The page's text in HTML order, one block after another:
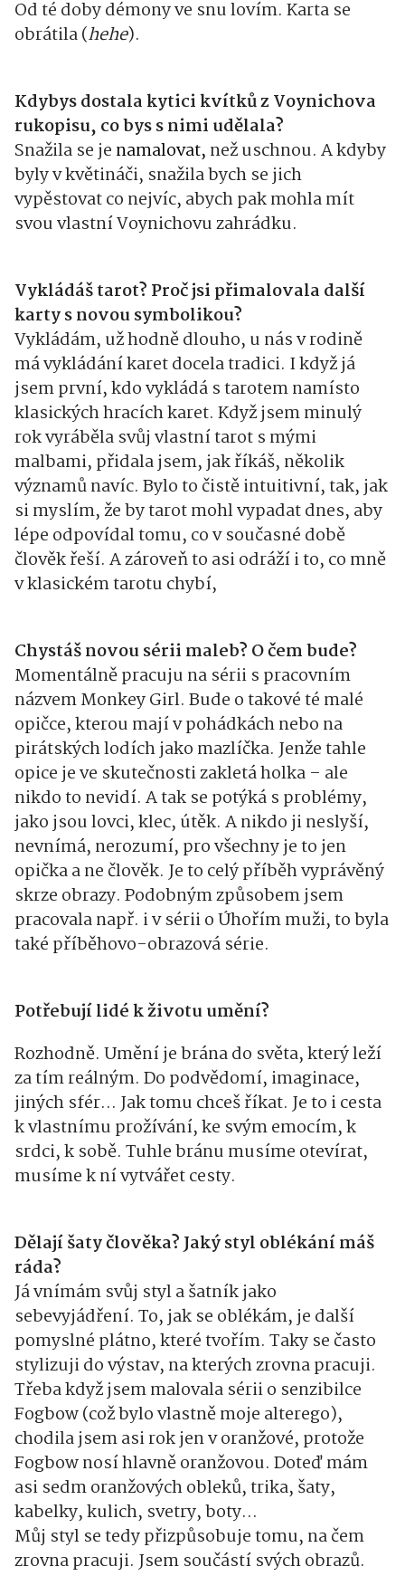
Od té doby démony ve snu lovím. Karta se
obrátila (hehe).
Kdybys dostala kytici kvítků z Voynichova
rukopisu, co bys s nimi udělala?
Snažila se je namalovat, než uschnou. A kdyby
byly v květináči, snažila bych se jich
vypěstovat co nejvíc, abych pak mohla mít
svou vlastní Voynichovu zahrádku.
Vykládáš tarot? Proč jsi přimalovala další
karty s novou symbolikou?
Vykládám, už hodně dlouho, u nás v rodině
má vykládání karet docela tradici. I když já
jsem první, kdo vykládá s tarotem namísto
klasických hracích karet. Když jsem minulý
rok vyráběla svůj vlastní tarot s mými
malbami, přidala jsem, jak říkáš, několik
významů navíc. Bylo to čistě intuitivní, tak, jak
si myslím, že by tarot mohl vypadat dnes, aby
lépe odpovídal tomu, co v současné době
člověk řeší. A zároveň to asi odráží i to, co mně
v klasickém tarotu chybí,
Chystáš novou sérii maleb? O čem bude?
Momentálně pracuju na sérii s pracovním
názvem Monkey Girl. Bude o takové té malé
opičce, kterou mají v pohádkách nebo na
pirátských lodích jako mazlíčka. Jenže tahle
opice je ve skutečnosti zakletá holka – ale
nikdo to nevidí. A tak se potýká s problémy,
jako jsou lovci, klec, útěk. A nikdo ji neslyší,
nevnímá, nerozumí, pro všechny je to jen
opička a ne člověk. Je to celý příběh vyprávěný
skrze obrazy. Podobným způsobem jsem
pracovala např. i v sérii o Úhořím muži, to byla
také příběhovo-obrazová série.
Potřebují lidé k životu umění?
Rozhodně. Umění je brána do světa, který leží
za tím reálným. Do podvědomí, imaginace,
jiných sfér… Jak tomu chceš říkat. Je to i cesta
k vlastnímu prožívání, ke svým emocím, k
srdci, k sobě. Tuhle bránu musíme otevírat,
musíme k ní vytvářet cesty.
Dělají šaty člověka? Jaký styl oblékání máš
ráda?
Já vnímám svůj styl a šatník jako
sebevyjádření. To, jak se oblékám, je další
pomyslné plátno, které tvořím. Taky se často
stylizuji do výstav, na kterých zrovna pracuji.
Třeba když jsem malovala sérii o senzibilce
Fogbow (což bylo vlastně moje alterego),
chodila jsem asi rok jen v oranžové, protože
Fogbow nosí hlavně oranžovou. Doteď mám
asi sedm oranžových obleků, trika, šaty,
kabelky, kulich, svetry, boty…
Můj styl se tedy přizpůsobuje tomu, na čem
zrovna pracuji. Jsem součástí svých obrazů.